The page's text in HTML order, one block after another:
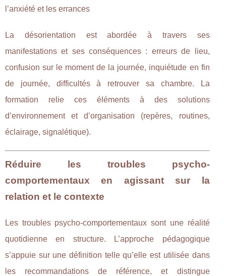
l’anxiété et les errances
La désorientation est abordée à travers ses
manifestations et ses conséquences : erreurs de lieu,
confusion sur le moment de la journée, inquiétude en fin
de journée, difficultés à retrouver sa chambre. La
formation relie ces éléments à des solutions
d’environnement et d’organisation (repères, routines,
éclairage, signalétique).
Réduire les troubles psycho-
comportementaux en agissant sur la
relation et le contexte
Les troubles psycho-comportementaux sont une réalité
quotidienne en structure. L’approche pédagogique
s’appuie sur une définition telle qu’elle est utilisée dans
les recommandations de référence, et distingue